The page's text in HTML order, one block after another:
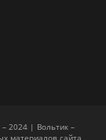
2024 | Вольтик –
материалов сайта